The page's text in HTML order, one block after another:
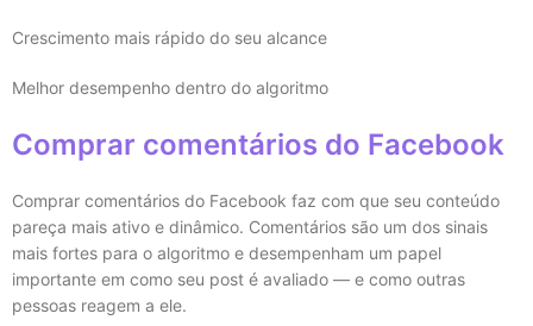
Crescimento mais rápido do seu alcance
Melhor desempenho dentro do algoritmo
Comprar comentários do Facebook
Comprar comentários do Facebook faz com que seu conteúdo
pareça mais ativo e dinâmico. Comentários são um dos sinais
mais fortes para o algoritmo e desempenham um papel
importante em como seu post é avaliado — e como outras
pessoas reagem a ele.